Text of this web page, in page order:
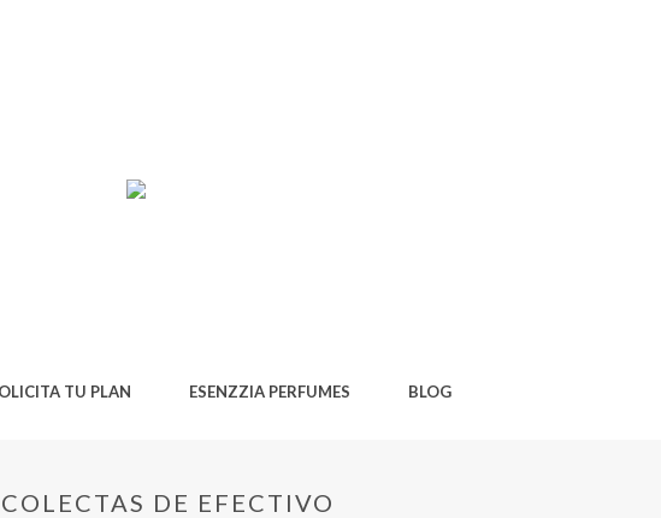
TU PLAN ESENZZIA PERFUMES BLOG
DE EFECTIVO